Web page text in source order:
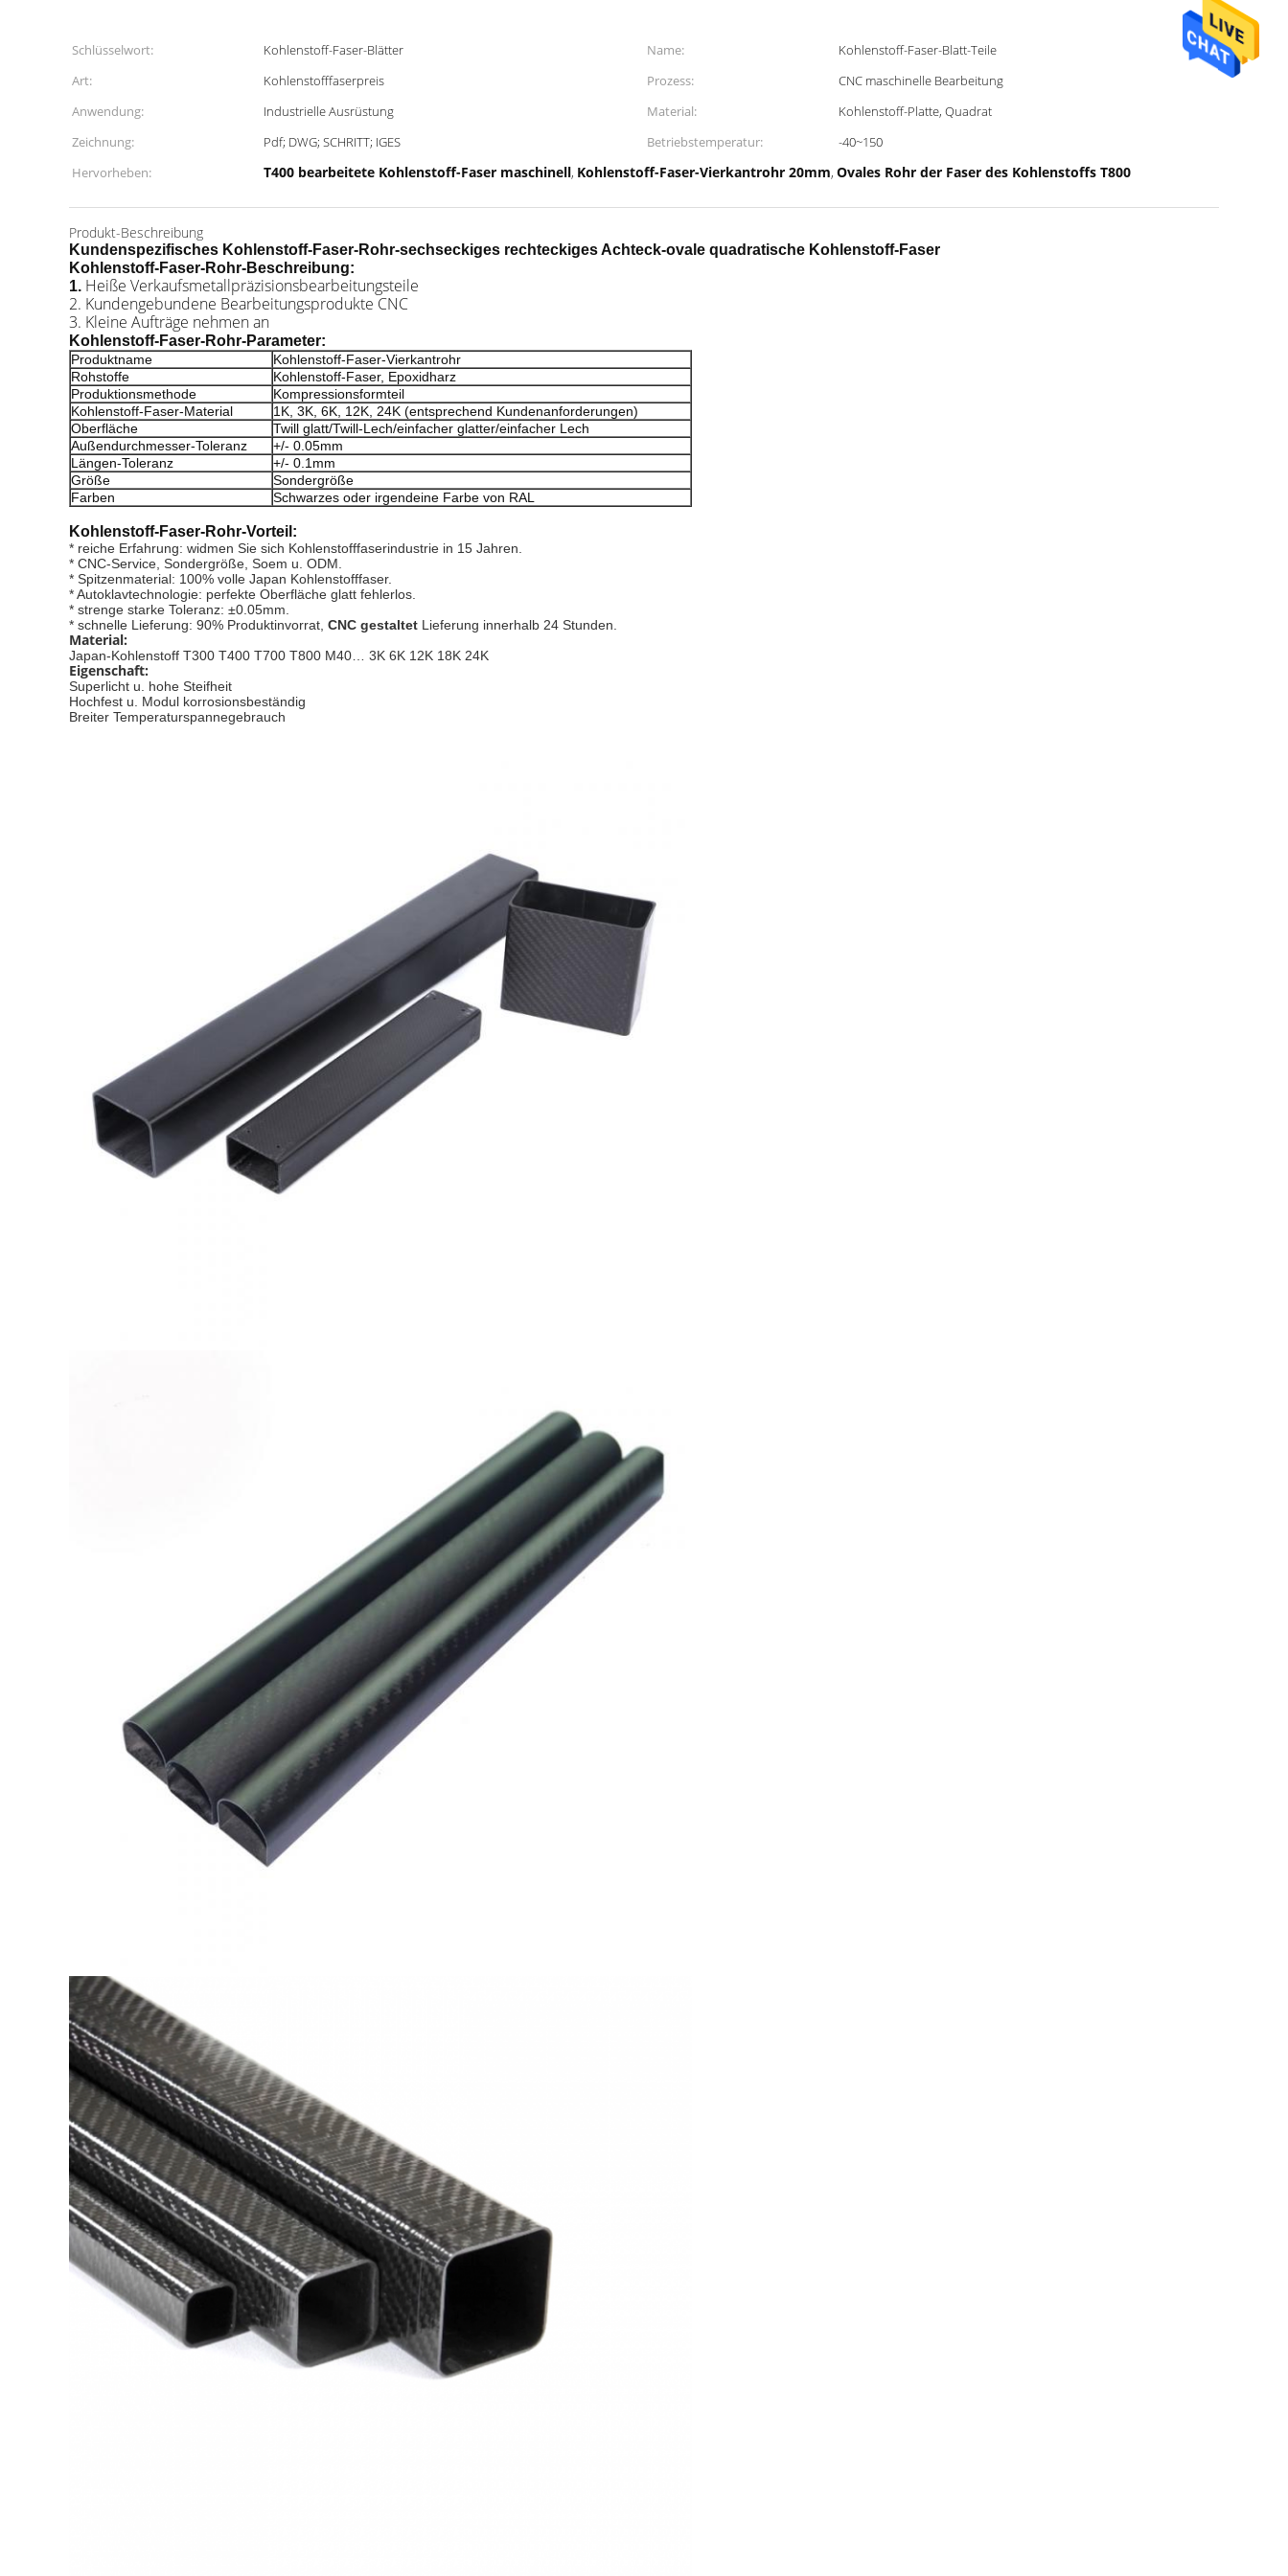
Schlüsselwort: Kohlenstoff-Faser-Blätter Name:
Kohlenstoff-Faser-Blatt-Teile
Art:
Kohlenstofffaserpreis Prozess:
CNC maschinelle Bearbeitung
Anwendung:
Industrielle Ausrüstung Material:
Kohlenstoff-Platte, Quadrat
Zeichnung:
Pdf; DWG; SCHRITT; IGES Betriebstemperatur:
-40~150
Hervorheben:
T400 bearbeitete Kohlenstoff-Faser maschinell, Kohlenstoff-Faser-Vierkantrohr 20mm, Ovales Rohr der Faser des Kohlenstoffs T800
Produkt-Beschreibung
Kundenspezifisches Kohlenstoff-Faser-Rohr-sechseckiges rechteckiges Achteck-ovale quadratische Kohlenstoff-Faser
Kohlenstoff-Faser-Rohr-Beschreibung:
1. Heiße Verkaufsmetallpräzisionsbearbeitungsteile
2. Kundengebundene Bearbeitungsprodukte CNC
3. Kleine Aufträge nehmen an
Kohlenstoff-Faser-Rohr-Parameter:
Produktname
Kohlenstoff-Faser-Vierkantrohr
Rohstoffe
Kohlenstoff-Faser, Epoxidharz
Produktionsmethode
Kompressionsformteil
Kohlenstoff-Faser-Material
1K, 3K, 6K, 12K, 24K (entsprechend Kundenanforderungen)
Oberfläche
Twill glatt/Twill-Lech/einfacher glatter/einfacher Lech
Außendurchmesser-Toleranz
+/- 0.05mm
Längen-Toleranz
+/- 0.1mm
Größe
Sondergröße
Farben
Schwarzes oder irgendeine Farbe von RAL
Kohlenstoff-Faser-Rohr-Vorteil:
* reiche Erfahrung: widmen Sie sich Kohlenstofffaserindustrie in 15 Jahren.
* CNC-Service, Sondergröße, Soem u. ODM.
* Spitzenmaterial: 100% volle Japan Kohlenstofffaser.
* Autoklavtechnologie: perfekte Oberfläche glatt fehlerlos.
* strenge starke Toleranz: ±0.05mm.
* schnelle Lieferung: 90% Produktinvorrat, CNC gestaltet Lieferung innerhalb 24 Stunden.
Material:
Japan-Kohlenstoff T300 T400 T700 T800 M40… 3K 6K 12K 18K 24K
Eigenschaft:
Superlicht u. hohe Steifheit
Hochfest u. Modul korrosionsbeständig
Breiter Temperaturspannegebrauch